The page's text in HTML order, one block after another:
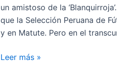
un amistoso de la
que la Selección Peruana de
y en Matute. Pero en el
¿Por
Leer más »